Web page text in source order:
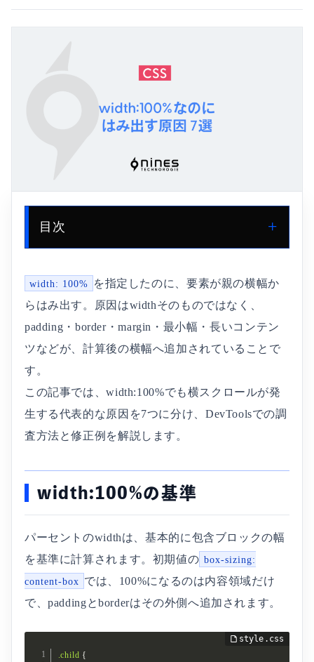
目次
width: 100%
を指定したのに、要素が親の横幅か
らはみ出す。原因はwidthそのものではなく、
padding・border・margin・最小幅・長いコンテン
ツなどが、計算後の横幅へ追加されていることで
す。
この記事では、width:100%でも横スクロールが発
生する代表的な原因を7つに分け、DevToolsでの調
査方法と修正例を解説します。
width:100%の基準
パーセントのwidthは、基本的に包含ブロックの幅
を基準に計算されます。初期値の box-sizing:
content-box では、100%になるのは内容領域だけ
で、paddingとborderはその外側へ追加されます。
.child {